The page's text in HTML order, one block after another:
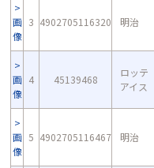
画
像
3 4902705116320 明治
画
像
4 45139468
ロッテ
アイス
画
像
5 4902705116467 明治